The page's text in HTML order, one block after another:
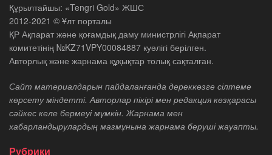
Құрылтайшы: «Tengri Gold» ЖШС
2012-2021 © Ұлт порталы
ҚР Ақпарат және қоғамдық даму министрлігі Ақпарат
комитетінің №KZ71VPY00084887 куәлігі берілген.
Авторлық және жарнама құқықтар толық сақталған.
Сайт материалдарын пайдаланғанда дереккөзге сілтеме
көрсету міндетті. Авторлар пікірі мен редакция көзқарасы
сәйкес келе бермеуі мүмкін. Жарнама мен
хабарландырулардың мазмұнына жарнама беруші жауапты.
Рубрики